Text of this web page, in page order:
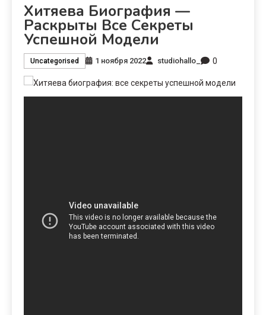
Хитяева Биография —
Раскрыты Все Секреты
Успешной Модели
Uncategorised 1 ноября 2022 studiohallo_ 0